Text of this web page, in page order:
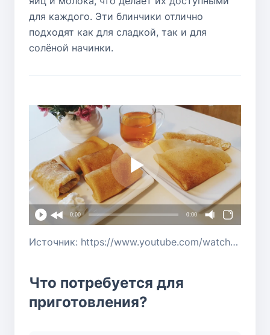
для каждого. Эти блинчики отлично
подходят как для сладкой, так и для
солёной начинки.
0:00 0:00
Источник: https://www.youtube.com/watch?v=VqCtIRKNNwo
Что потребуется для
приготовления?